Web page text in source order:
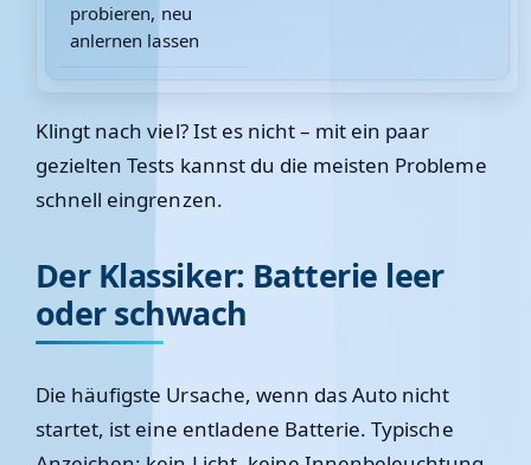
probieren, neu
anlernen lassen
Klingt nach viel? Ist es nicht – mit ein paar
gezielten Tests kannst du die meisten Probleme
schnell eingrenzen.
Der Klassiker: Batterie leer
oder schwach
Die häufigste Ursache, wenn das Auto nicht
startet, ist eine entladene Batterie. Typische